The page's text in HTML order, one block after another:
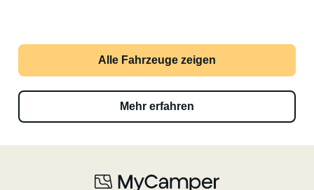
Alle Fahrzeuge zeigen
Mehr erfahren